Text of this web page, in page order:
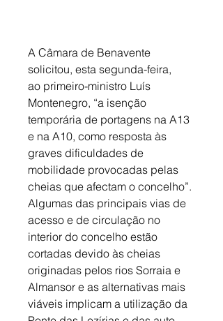
A Câmara de Benavente
solicitou, esta segunda-feira,
ao primeiro-ministro Luís
Montenegro, “a isenção
temporária de portagens na A13
e na A10, como resposta às
graves dificuldades de
mobilidade provocadas pelas
cheias que afectam o concelho”.
Algumas das principais vias de
acesso e de circulação no
interior do concelho estão
cortadas devido às cheias
originadas pelos rios Sorraia e
Almansor e as alternativas mais
viáveis implicam a utilização da